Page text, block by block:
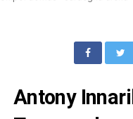
Antony